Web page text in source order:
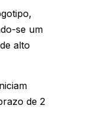
se um
alto
de 2